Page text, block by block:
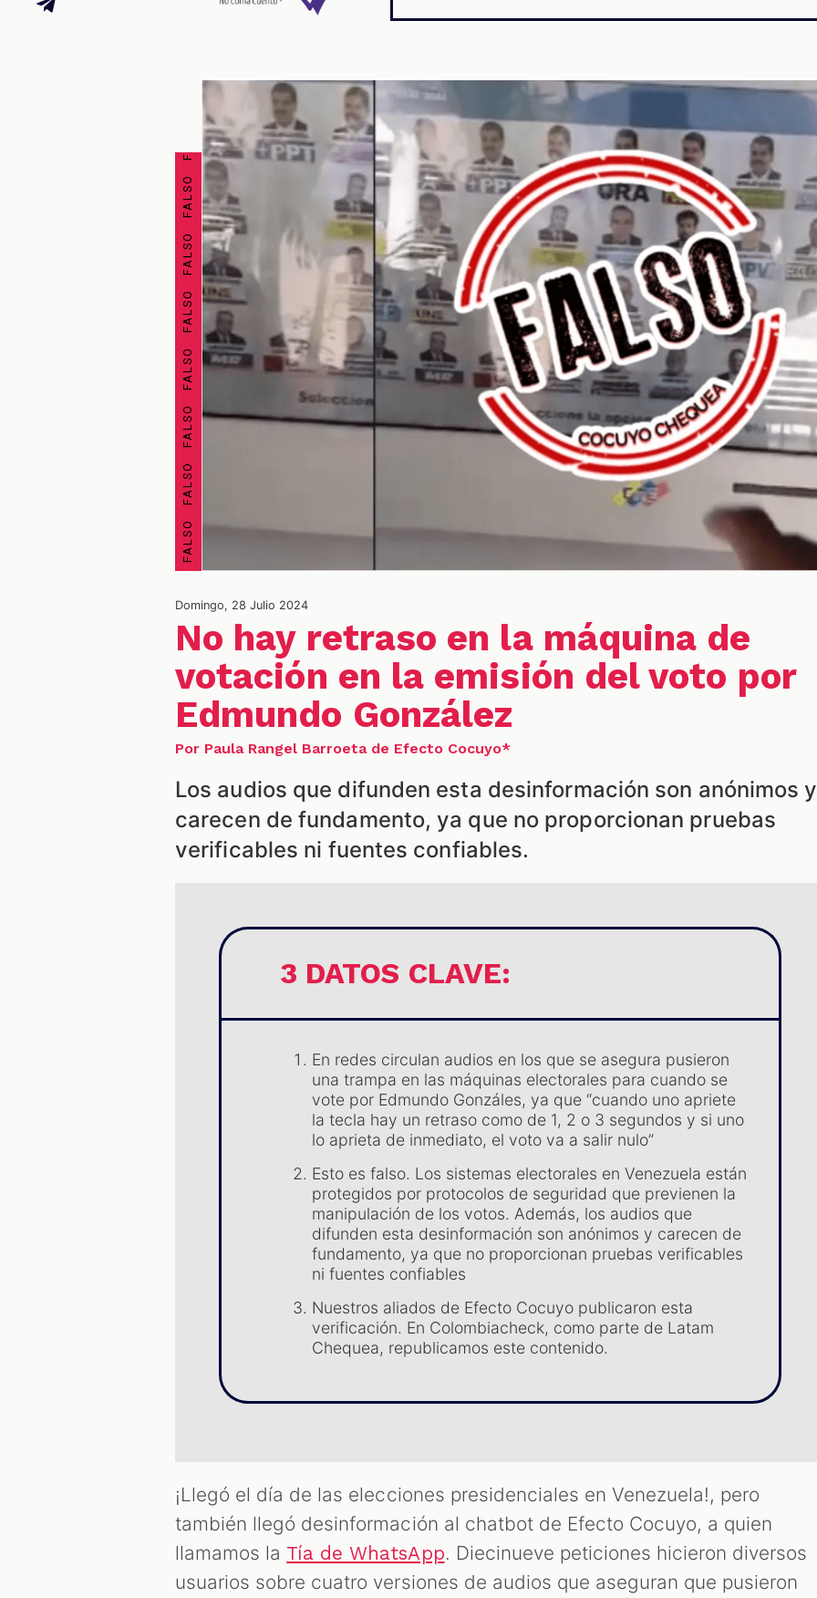
FALSO FALSO FALSO FALSO FALSO FALSO FALSO FALSO
Domingo, 28 Julio 2024
No hay retraso en la máquina de
votación en la emisión del voto por
Edmundo González
Por Paula Rangel Barroeta de Efecto Cocuyo*
Los audios que difunden esta desinformación son anónimos y
carecen de fundamento, ya que no proporcionan pruebas
verificables ni fuentes confiables.
3 DATOS CLAVE:
En redes circulan audios en los que se asegura pusieron
una trampa en las máquinas electorales para cuando se
vote por Edmundo Gonzáles, ya que “cuando uno apriete
la tecla hay un retraso como de 1, 2 o 3 segundos y si uno
lo aprieta de inmediato, el voto va a salir nulo”
Esto es falso. Los sistemas electorales en Venezuela están
protegidos por protocolos de seguridad que previenen la
manipulación de los votos. Además, los audios que
difunden esta desinformación son anónimos y carecen de
fundamento, ya que no proporcionan pruebas verificables
ni fuentes confiables
Nuestros aliados de Efecto Cocuyo publicaron esta
verificación. En Colombiacheck, como parte de Latam
Chequea, republicamos este contenido.
¡Llegó el día de las elecciones presidenciales en Venezuela!, pero
también llegó desinformación al chatbot de Efecto Cocuyo, a quien
llamamos la Tía de WhatsApp. Diecinueve peticiones hicieron diversos
usuarios sobre cuatro versiones de audios que aseguran que pusieron